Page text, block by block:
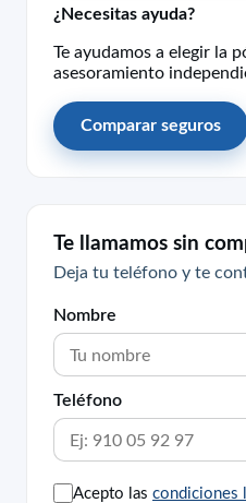
¿Necesitas ayuda?
Te ayudamos a elegir la
asesoramiento
Comparar seguros
Te llamamos sin
Deja tu teléfono y te
Nombre
Teléfono
Acepto las condiciones